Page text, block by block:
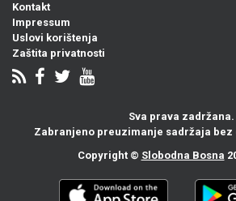
Kontakt
Impressum
Uslovi korištenja
Zaštita privatnosti
Sva prava zadržana.
Zabranjeno preuzimanje sadržaja bez
Copyright © Slobodna Bosna